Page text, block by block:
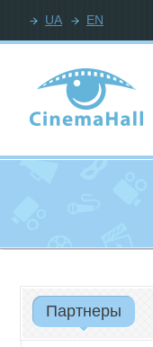
UA EN
Партнеры